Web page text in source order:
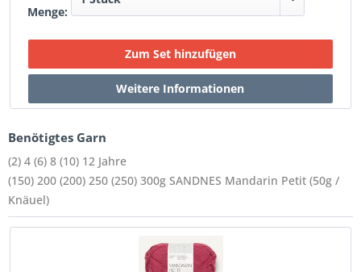
Menge:
Benötigtes Garn
(2) 4 (6) 8 (10) 12 Jahre
(150) 200 (200) 250 (250) 300g SANDNES Mandarin Petit (50g /
Knäuel)